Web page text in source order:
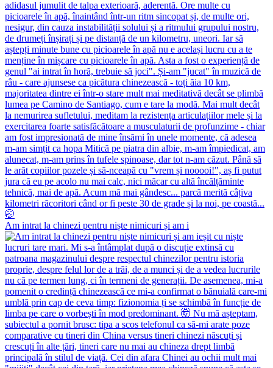
Am intrat la chinezi pentru niște nimicuri și am i